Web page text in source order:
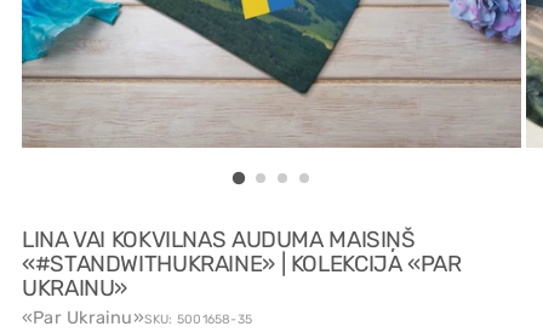
LINA VAI KOKVILNAS AUDUMA MAISIŅŠ
«#STANDWITHUKRAINE» | KOLEKCIJA «PAR
UKRAINU»
«Par Ukrainu»SKU: 5001658-35